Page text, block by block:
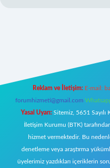
Reklam ve İletişim: E-mail:
forumhizmeti@gmail.com
Yasal Uyarı: Sitemiz, 5651
İletişim Kurumu (BTK)
hizmet vermektedir. Bu
denetleme veya araştırma
üyelerimiz yazdıkları içeriklerin